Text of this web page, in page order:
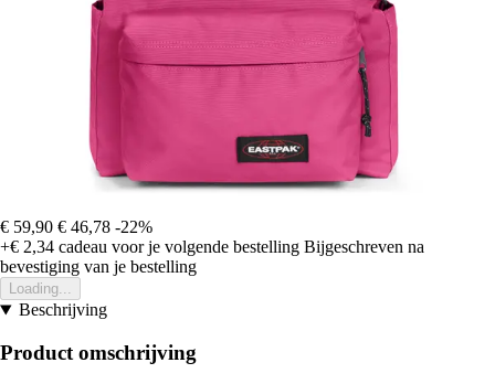
€ 59,90 € 46,78 -22%
+€ 2,34 cadeau voor je volgende bestelling Bijgeschreven na
bevestiging van je bestelling
Loading...
Beschrijving
Product omschrijving